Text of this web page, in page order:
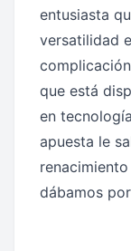
entusiasta
versatilidad
que está
en
apuesta le
dábamos